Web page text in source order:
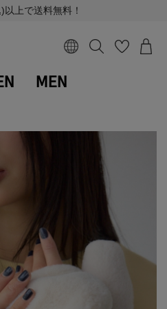
上で送料無料！
MEN